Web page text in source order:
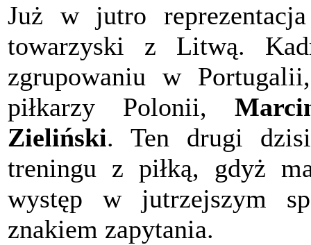
Już w jutro
towarzyski z Litwą.
zgrupowaniu w
piłkarzy Polonii,
Zieliński. Ten drugi
treningu z piłką, gdyż
występ w jutrzejszym
znakiem zapytania.